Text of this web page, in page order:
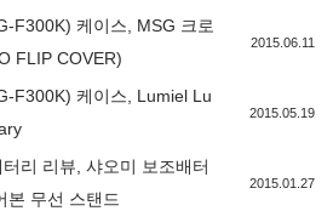
F300K) 케이스, MSG 크로
FLIP COVER)
2015.06.11
F300K) 케이스, Lumiel Lu
2015.05.19
리 리뷰, 샤오미 보조배터
본 무선 스탠드
2015.01.27